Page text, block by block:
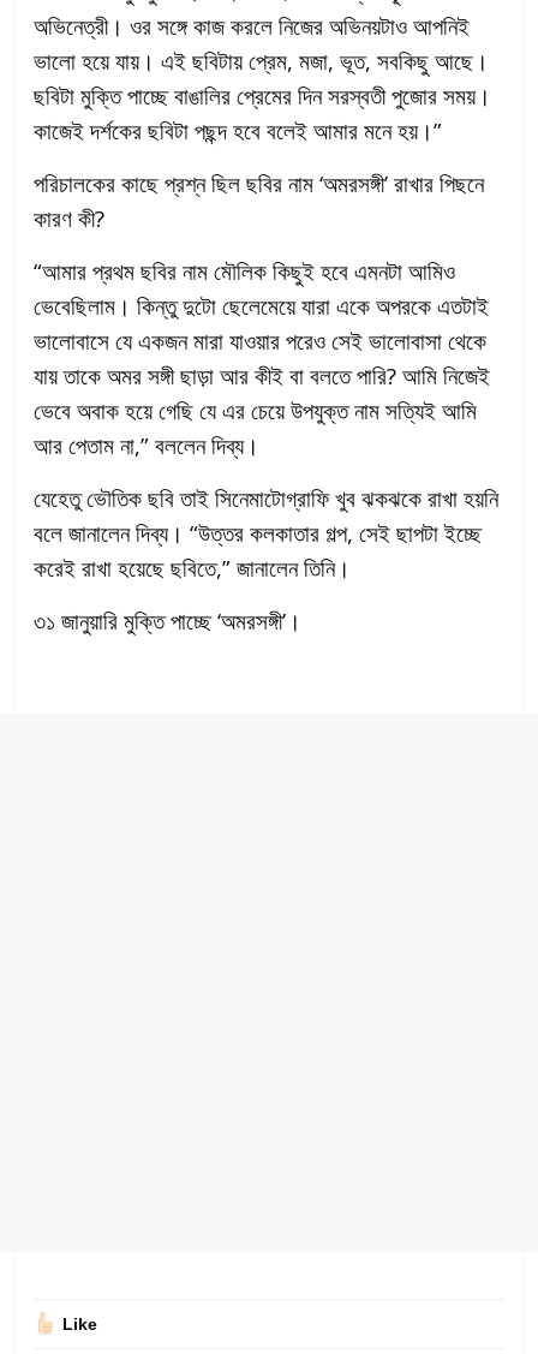
অভিনেত্রী। ওর সঙ্গে কাজ করলে নিজের অভিনয়টাও আপনিই
ভালো হয়ে যায়। এই ছবিটায় প্রেম, মজা, ভূত, সবকিছু আছে।
ছবিটা মুক্তি পাচ্ছে বাঙালির প্রেমের দিন সরস্বতী পুজোর সময়।
কাজেই দর্শকের ছবিটা পছন্দ হবে বলেই আমার মনে হয়।”
পরিচালকের কাছে প্রশ্ন ছিল ছবির নাম ‘অমরসঙ্গী’ রাখার পিছনে
কারণ কী?
“আমার প্রথম ছবির নাম মৌলিক কিছুই হবে এমনটা আমিও
ভেবেছিলাম। কিন্তু দুটো ছেলেমেয়ে যারা একে অপরকে এতটাই
ভালোবাসে যে একজন মারা যাওয়ার পরেও সেই ভালোবাসা থেকে
যায় তাকে অমর সঙ্গী ছাড়া আর কীই বা বলতে পারি? আমি নিজেই
ভেবে অবাক হয়ে গেছি যে এর চেয়ে উপযুক্ত নাম সত্যিই আমি
আর পেতাম না,” বললেন দিব্য।
যেহেতু ভৌতিক ছবি তাই সিনেমাটোগ্রাফি খুব ঝকঝকে রাখা হয়নি
বলে জানালেন দিব্য। “উত্তর কলকাতার গল্প, সেই ছাপটা ইচ্ছে
করেই রাখা হয়েছে ছবিতে,” জানালেন তিনি।
৩১ জানুয়ারি মুক্তি পাচ্ছে ‘অমরসঙ্গী’।
Like